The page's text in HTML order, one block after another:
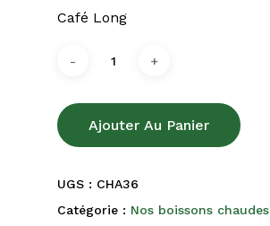
Café Long
Ajouter Au Panier
UGS : CHA36
Catégorie : Nos boissons chaudes